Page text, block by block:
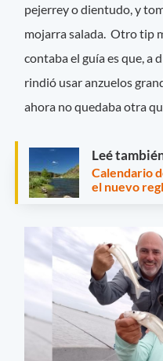
pejerrey o dientudo, y
mojarra salada. Otro tip
contaba el guía es que, a
rindió usar anzuelos
ahora no quedaba otra
Leé
Calendario
el nuevo